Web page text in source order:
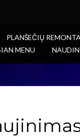
PLANŠEČIŲ
MENU